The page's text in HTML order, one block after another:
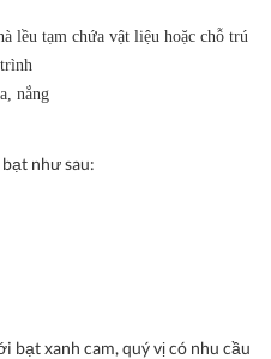
lều tạm chứa vật liệu hoặc chỗ trú
nắng
như sau:
bạt xanh cam, quý vị có nhu cầu